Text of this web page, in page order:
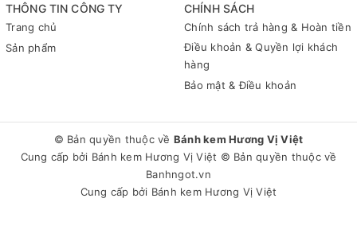
THÔNG TIN CÔNG TY
Trang chủ
Sản phẩm
CHÍNH SÁCH
Chính sách trả hàng & Hoàn tiền
Điều khoản & Quyền lợi khách
hàng
Bảo mật & Điều khoản
© Bản quyền thuộc về Bánh kem Hương Vị Việt
Cung cấp bởi Bánh kem Hương Vị Việt © Bản quyền thuộc về
Banhngot.vn
Cung cấp bởi Bánh kem Hương Vị Việt